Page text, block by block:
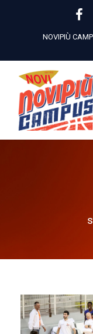
NOVIPIÙ